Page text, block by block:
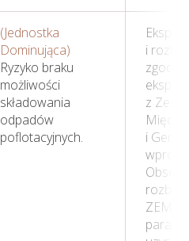
(Jednostka
Dominująca)
Ryzyko braku
możliwości
składowania
odpadów
poflotacyjnych.
i
z
i
ZEM,